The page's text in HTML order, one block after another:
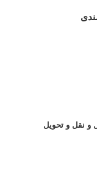
و نقل و تحویل